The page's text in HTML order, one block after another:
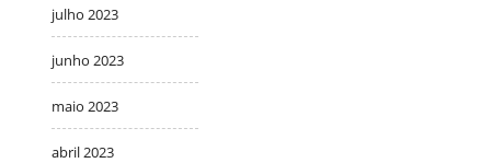
julho 2023
junho 2023
maio 2023
abril 2023